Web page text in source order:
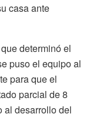
casa ante
determinó el
puso el equipo al
para que el
parcial de 8
al desarrollo del